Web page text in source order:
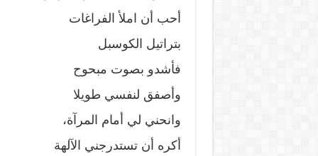
أحب أن املأ الفراغات
بتراتيل الكوسبل
فأشدو بصوت مبحوح
وأصفق لنفسي طويلا
وانحني لي أمام المرآة،
أكره أن تستدرجني الآلهة